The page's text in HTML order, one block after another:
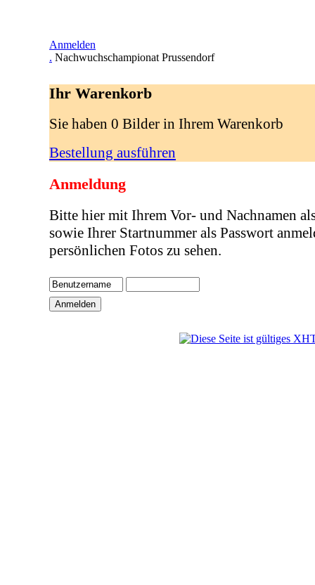
Anmelden
. Nachwuchschampionat Prussendorf
Ihr Warenkorb
Sie haben 0 Bilder in Ihrem Warenkorb
Bestellung ausführen
Anmeldung
Bitte hier mit Ihrem Vor- und Nachnamen
sowie Ihrer Startnummer als Passwort
persönlichen Fotos zu sehen.